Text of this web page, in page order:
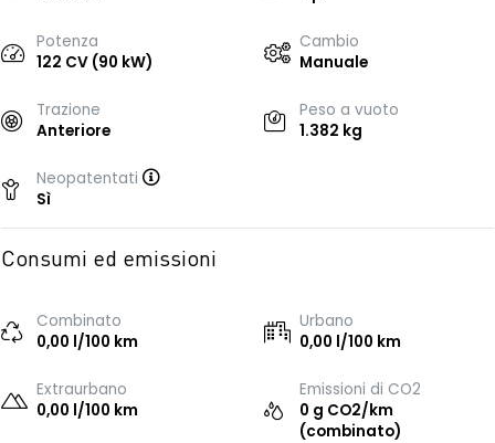
Potenza
122 CV (90 kW)
Cambio
Manuale
Trazione
Anteriore
Peso a vuoto
1.382 kg
Neopatentati
Sì
Consumi ed emissioni
Combinato
0,00 l/100 km
Urbano
0,00 l/100 km
Extraurbano
0,00 l/100 km
Emissioni di CO2
0 g CO2/km
(combinato)